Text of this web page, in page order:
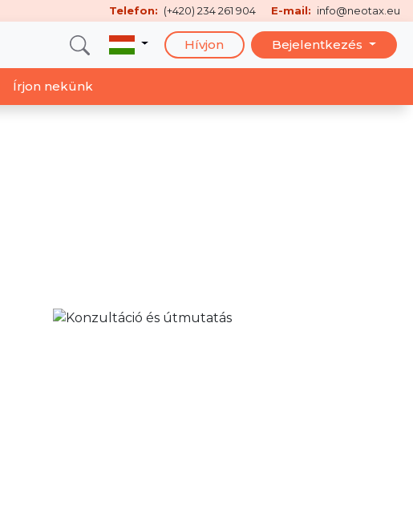
Telefon: (+420) 234 261 904 E-mail: info@neotax.eu
Hívjon Bejelentkezés
Írjon nekünk